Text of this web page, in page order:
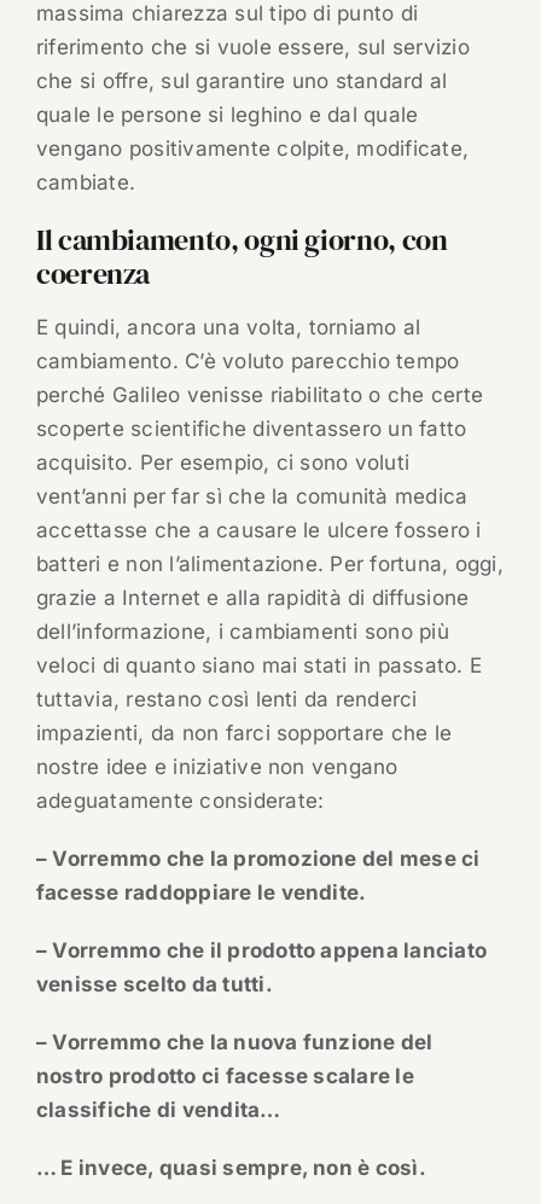
massima chiarezza sul tipo di punto di
riferimento che si vuole essere, sul servizio
che si offre, sul garantire uno standard al
quale le persone si leghino e dal quale
vengano positivamente colpite, modificate,
cambiate.
Il cambiamento, ogni giorno, con
coerenza
E quindi, ancora una volta, torniamo al
cambiamento. C’è voluto parecchio tempo
perché Galileo venisse riabilitato o che certe
scoperte scientifiche diventassero un fatto
acquisito. Per esempio, ci sono voluti
vent’anni per far sì che la comunità medica
accettasse che a causare le ulcere fossero i
batteri e non l’alimentazione. Per fortuna, oggi,
grazie a Internet e alla rapidità di diffusione
dell’informazione, i cambiamenti sono più
veloci di quanto siano mai stati in passato. E
tuttavia, restano così lenti da renderci
impazienti, da non farci sopportare che le
nostre idee e iniziative non vengano
adeguatamente considerate:
– Vorremmo che la promozione del mese ci
facesse raddoppiare le vendite.
– Vorremmo che il prodotto appena lanciato
venisse scelto da tutti.
– Vorremmo che la nuova funzione del
nostro prodotto ci facesse scalare le
classifiche di vendita…
… E invece, quasi sempre, non è così.